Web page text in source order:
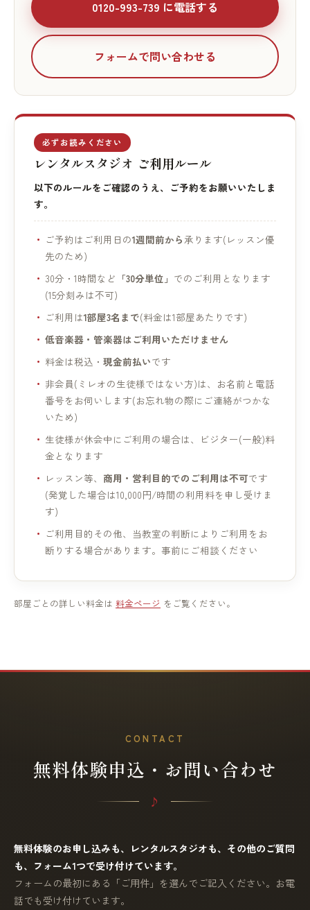
0120-993-739 に電話する
フォームで問い合わせる
必ずお読みください
レンタルスタジオ ご利用ルール
以下のルールをご確認のうえ、ご予約をお願いいたしま
す。
ご予約はご利用日の1週間前から 承ります(レッスン優
先のため)
30分・1時間など 「30分単位」 でのご利用となります
(15分刻みは不可)
ご利用は1部屋3名まで(料金は1部屋あたりです)
低音楽器・管楽器はご利用いただけません
料金は税込・ 現金前払いです
非会員(ミレオの生徒様ではない方)は、お名前と電話
番号をお伺いします(お忘れ物の際にご連絡がつかな
いため)
生徒様が休会中にご利用の場合は、ビジター(一般)料
金となります
レッスン等、 商用・営利目的でのご利用は不可です
(発覚した場合は10,000円/時間の利用料を申し受けま
す)
ご利用目的その他、当教室の判断によりご利用をお
断りする場合があります。事前にご相談ください
部屋ごとの詳しい料金は 料金ページ をご覧ください。
CONTACT
無料体験申込・お問い合わせ
無料体験のお申し込みも、レンタルスタジオも、その他のご質問
も、フォーム1つで受け付けています。
フォームの最初にある「ご用件」を選んでご記入ください。お電
話でも受け付けています。